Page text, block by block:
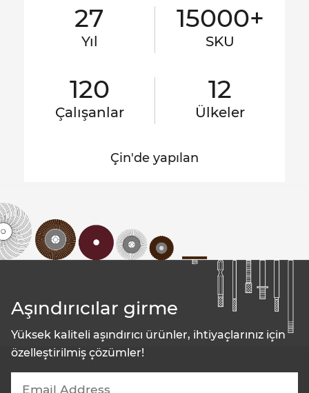
27
Yıl
15000+
SKU
120
Çalışanlar
12
Ülkeler
Çin'de yapılan
Aşındırıcılar girme
Yüksek kaliteli aşındırıcı ürünler, ihtiyaçlarınız için
özelleştirilmiş çözümler!